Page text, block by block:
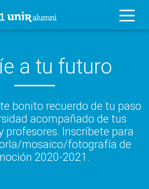
a tu futuro
bonito recuerdo de tu paso
acompañado de tus
profesores. Inscríbete para
mosaico/fotografía de
2020-2021.